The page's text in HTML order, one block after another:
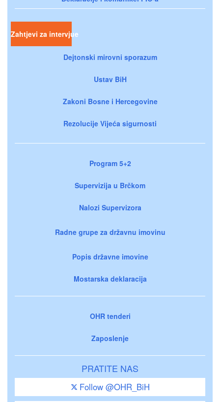
Zahtjevi za intervjue
Dejtonski mirovni sporazum
Ustav BiH
Zakoni Bosne i Hercegovine
Rezolucije Vijeća sigurnosti
Program 5+2
Supervizija u Brčkom
Nalozi Supervizora
Radne grupe za državnu imovinu
Popis državne imovine
Mostarska deklaracija
OHR tenderi
Zaposlenje
PRATITE NAS
Follow @OHR_BiH